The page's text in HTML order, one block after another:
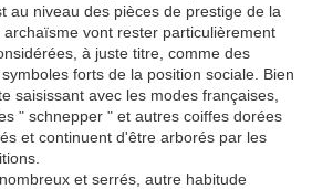
au niveau des pièces de prestige de la
vont rester particulièrement
à juste titre, comme des
forts de la position sociale. Bien
saisissant avec les modes françaises,
" schnepper " et autres coiffes dorées
et continuent d'être arborés par les
et serrés, autre habitude